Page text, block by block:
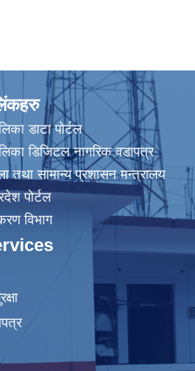
डाटा पाेर्टल
डिजिटल नागरिक वडापत्र
तथा सामान्य प्रशासन मन्त्रालय
पोर्टल
विभाग